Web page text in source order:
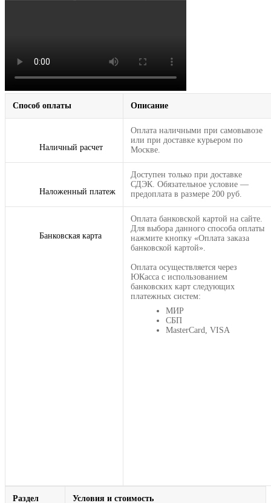
Способ оплаты Описание
Наличный расчет
Оплата наличными при самовывозе
или при доставке курьером по
Москве.
Наложенный платеж
Доступен только при доставке
СДЭК. Обязательное условие —
предоплата в размере 200 руб.
Банковская карта
Оплата банковской картой на сайте.
Для выбора данного способа оплаты
нажмите кнопку «Оплата заказа
банковской картой».
Оплата осуществляется через
ЮКасса с использованием
банковских карт следующих
платежных систем:
МИР
СБП
MasterCard, VISA
Раздел Условия и стоимость